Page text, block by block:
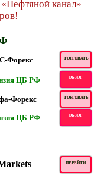
Форекс ТОРГОВАТЬ
ЦБ РФ ОБЗОР
Форекс ТОРГОВАТЬ
ЦБ РФ ОБЗОР
ПЕРЕЙТИ